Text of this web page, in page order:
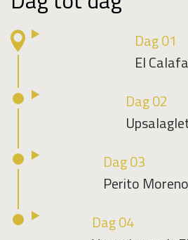
Dag 01
El
Dag 02
Dag 03
Perito
Dag 04